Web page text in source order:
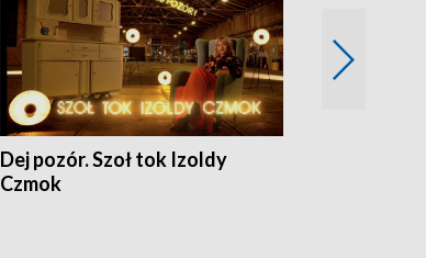
Dej pozór. Szoł tok Izoldy
Czmok